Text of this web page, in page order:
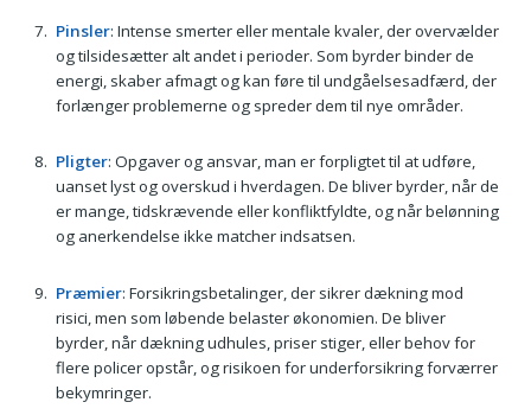
Pinsler: Intense smerter eller mentale kvaler, der overvælder
og tilsidesætter alt andet i perioder. Som byrder binder de
energi, skaber afmagt og kan føre til undgåelsesadfærd, der
forlænger problemerne og spreder dem til nye områder.
Pligter: Opgaver og ansvar, man er forpligtet til at udføre,
uanset lyst og overskud i hverdagen. De bliver byrder, når de
er mange, tidskrævende eller konfliktfyldte, og når belønning
og anerkendelse ikke matcher indsatsen.
Præmier: Forsikringsbetalinger, der sikrer dækning mod
risici, men som løbende belaster økonomien. De bliver
byrder, når dækning udhules, priser stiger, eller behov for
flere policer opstår, og risikoen for underforsikring forværrer
bekymringer.